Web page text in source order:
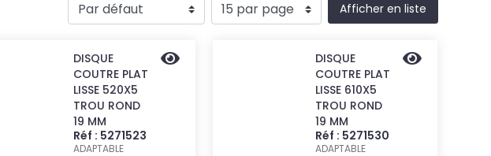
Afficher en liste
DISQUE
COUTRE PLAT
LISSE 520X5
TROU ROND
19 MM
Réf : 5271523
ADAPTABLE
DISQUE
COUTRE PLAT
LISSE 610X5
TROU ROND
19 MM
Réf : 5271530
ADAPTABLE